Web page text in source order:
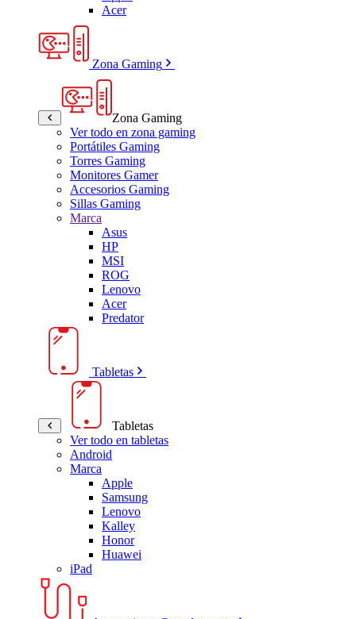
Acer
Zona Gaming
Zona Gaming
Ver todo en zona gaming
Portátiles Gaming
Torres Gaming
Monitores Gamer
Accesorios Gaming
Sillas Gaming
Marca
Asus
HP
MSI
ROG
Lenovo
Acer
Predator
Tabletas
Tabletas
Ver todo en tabletas
Android
Marca
Apple
Samsung
Lenovo
Kalley
Honor
Huawei
iPad